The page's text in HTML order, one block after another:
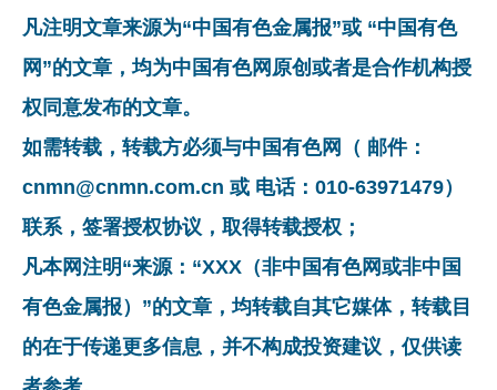
凡注明文章来源为“中国有色金属报”或 “中国有色
网”的文章，均为中国有色网原创或者是合作机构授
权同意发布的文章。
如需转载，转载方必须与中国有色网（ 邮件：
cnmn@cnmn.com.cn 或 电话：010-63971479）
联系，签署授权协议，取得转载授权；
凡本网注明“来源：“XXX（非中国有色网或非中国
有色金属报）”的文章，均转载自其它媒体，转载目
的在于传递更多信息，并不构成投资建议，仅供读